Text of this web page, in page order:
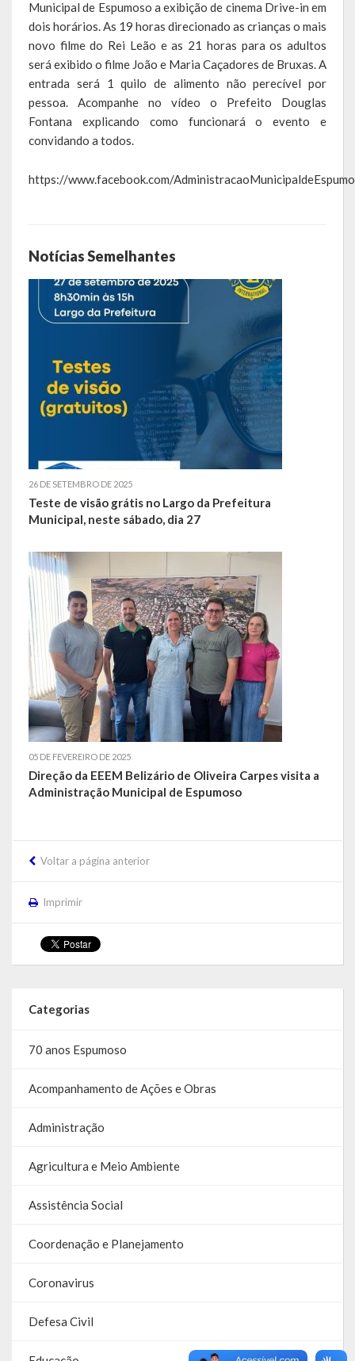
Coordenação e Planejamento
Educação, Cultura e Turismo
Obras e Serviços Urbanos
Saúde
Geral do Governo
Pontos Turísticos
Gastronomia
Hospedagem
Calendário de Eventos
Vídeos
Notícias
Contratos | Atas | Aditivos
Editais de Licitação
Parcerias | Patrocínio | Fomento | Colaboração | Convênios
Concurso | Processo Seletivo | COMDICA | Audiência Pública
Orçamento Anual
Portarias | Atos Administrativos
RPPS – Regime Próprio de Previdência do Servidor
Balanço Anual
Parecer Prévio TCE
Prestação de Contas
Editais de Licitações (2014-2024)
Acesso à Informação
Municipal de Espumoso a exibição de cinema Drive-in em
dois horários. As 19 horas direcionado as crianças o mais
novo filme do Rei Leão e as 21 horas para os adultos
será exibido o filme João e Maria Caçadores de Bruxas. A
entrada será 1 quilo de alimento não perecível por
pessoa. Acompanhe no vídeo o Prefeito Douglas
Fontana explicando como funcionará o evento e
convidando a todos.
https://www.facebook.com/
Notícias Semelhantes
26 DE SETEMBRO DE 2025
Teste de visão grátis no Largo da Prefeitura
Municipal, neste sábado, dia 27
05 DE FEVEREIRO DE 2025
Direção da EEEM Belizário de Oliveira Carpes visita a
Administração Municipal de Espumoso
Voltar a página anterior
Imprimir
Categorias
70 anos Espumoso
Acompanhamento de Ações e Obras
Administração
Agricultura e Meio Ambiente
Assistência Social
Coordenação e Planejamento
Coronavirus
Defesa Civil